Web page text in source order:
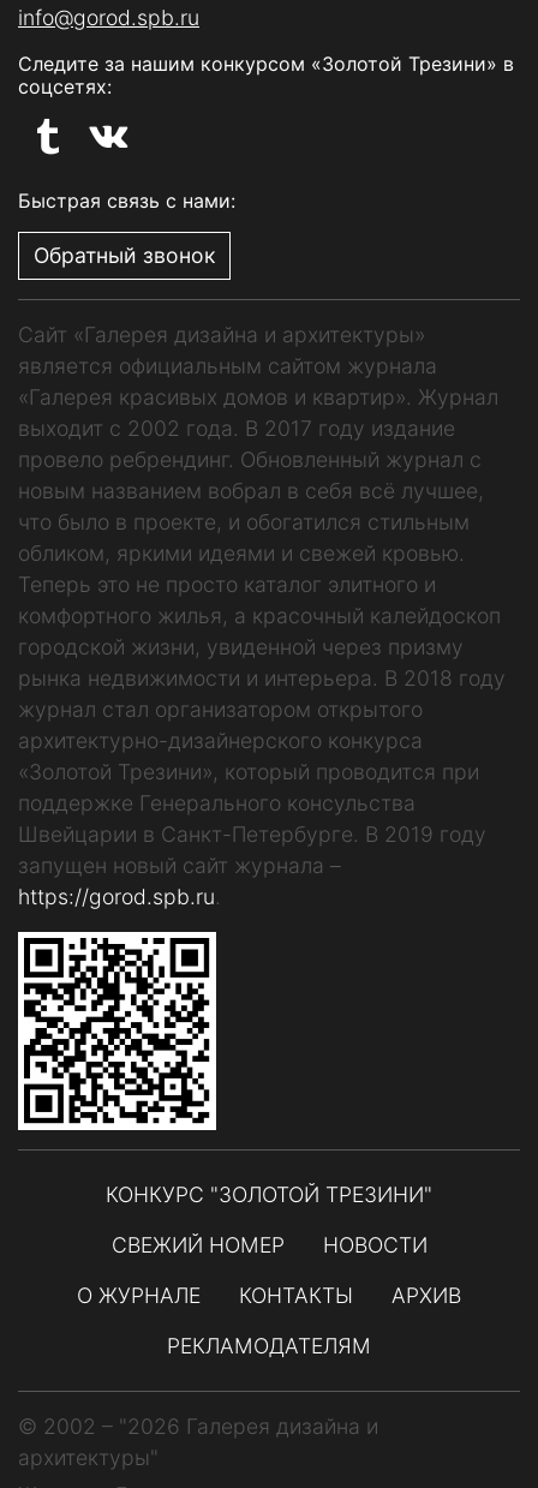
info@gorod.spb.ru
Следите за нашим конкурсом «Золотой Трезини» в
соцсетях:
Быстрая связь с нами:
Обратный звонок
Сайт «Галерея дизайна и архитектуры»
является официальным сайтом журнала
«Галерея красивых домов и квартир». Журнал
выходит с 2002 года. В 2017 году издание
провело ребрендинг. Обновленный журнал с
новым названием вобрал в себя всё лучшее,
что было в проекте, и обогатился стильным
обликом, яркими идеями и свежей кровью.
Теперь это не просто каталог элитного и
комфортного жилья, а красочный калейдоскоп
городской жизни, увиденной через призму
рынка недвижимости и интерьера. В 2018 году
журнал стал организатором открытого
архитектурно-дизайнерского конкурса
«Золотой Трезини», который проводится при
поддержке Генерального консульства
Швейцарии в Санкт-Петербурге. В 2019 году
запущен новый сайт журнала –
https://gorod.spb.ru.
КОНКУРС "ЗОЛОТОЙ ТРЕЗИНИ"
СВЕЖИЙ НОМЕР
НОВОСТИ
О ЖУРНАЛЕ
КОНТАКТЫ
АРХИВ
РЕКЛАМОДАТЕЛЯМ
© 2002 – "2026 Галерея дизайна и
архитектуры"